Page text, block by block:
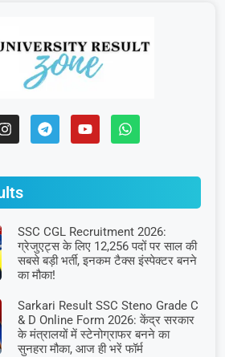
SSC CGL Recruitment 2026:
ग्रेजुएट्स के लिए 12,256 पदों पर साल की
सबसे बड़ी भर्ती, इनकम टैक्स इंस्पेक्टर बनने
का मौका!
Sarkari Result SSC Steno Grade C
& D Online Form 2026: केंद्र सरकार
के मंत्रालयों में स्टेनोग्राफर बनने का
सुनहरा मौका, आज ही भरें फॉर्म